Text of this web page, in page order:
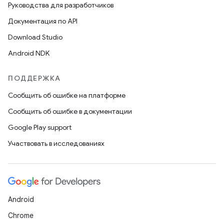
Руководства для разработчиков
Документация по API
Download Studio
Android NDK
ПОДДЕРЖКА
Сообщить об ошибке на платформе
Сообщить об ошибке в документации
Google Play support
Участвовать в исследованиях
Android
Chrome